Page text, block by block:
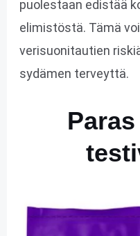
puolestaan edistää
elimistöstä. Tämä
verisuonitautien
sydämen terveyttä.